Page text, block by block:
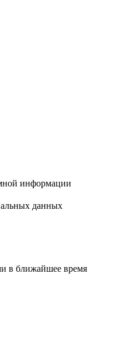
информации
данных
в ближайшее время